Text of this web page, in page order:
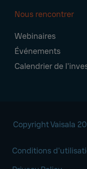
Nous rencontrer
Webinaires
Événements
Calendrier de
Copyright Vaisala
Conditions